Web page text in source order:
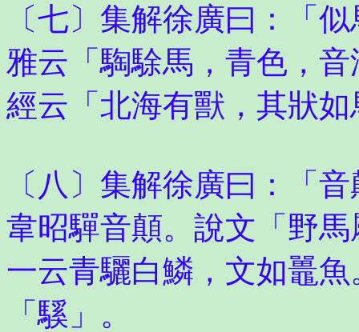
〔七〕集解徐廣曰：「
雅云「騊駼馬，青色，
經云「北海有獸，其狀
〔八〕集解徐廣曰：「
韋昭驒音顛。說文「野
一云青驪白鱗，文如鼉
「騱」。